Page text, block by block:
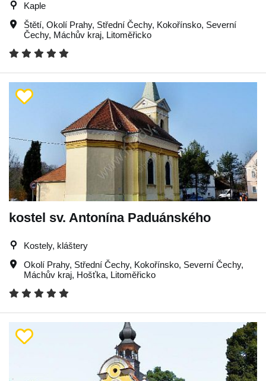
Kaple
Štětí, Okolí Prahy, Střední Čechy, Kokořínsko, Severní
Čechy, Máchův kraj, Litoměřicko
kostel sv. Antonína Paduánského
Kostely, kláštery
Okolí Prahy, Střední Čechy, Kokořínsko, Severní Čechy,
Máchův kraj, Hošťka, Litoměřicko